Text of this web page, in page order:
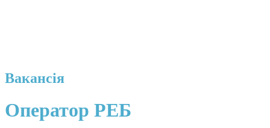
Вакансія
Оператор РЕБ